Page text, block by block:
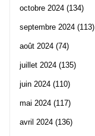
octobre 2024 (134)
septembre 2024 (113)
août 2024 (74)
juillet 2024 (135)
juin 2024 (110)
mai 2024 (117)
avril 2024 (136)